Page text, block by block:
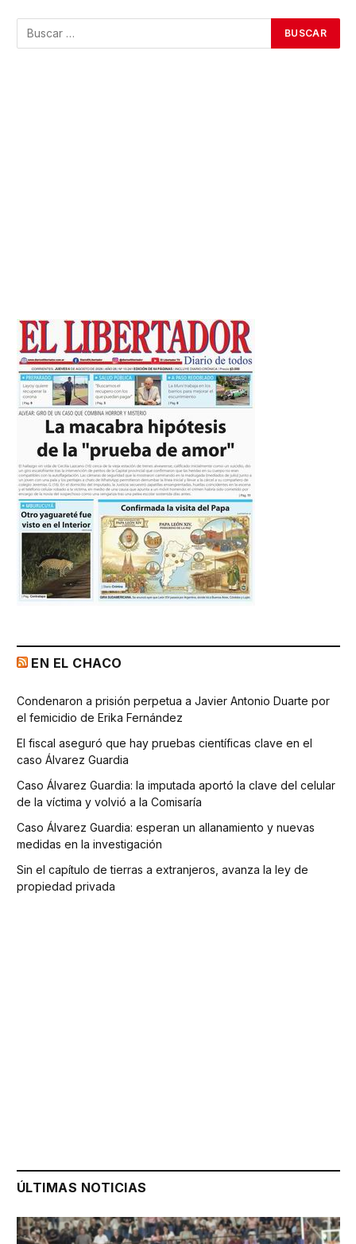
EN EL CHACO
Condenaron a prisión perpetua a Javier Antonio Duarte por
el femicidio de Erika Fernández
El fiscal aseguró que hay pruebas científicas clave en el
caso Álvarez Guardia
Caso Álvarez Guardia: la imputada aportó la clave del celular
de la víctima y volvió a la Comisaría
Caso Álvarez Guardia: esperan un allanamiento y nuevas
medidas en la investigación
Sin el capítulo de tierras a extranjeros, avanza la ley de
propiedad privada
ÚLTIMAS NOTICIAS